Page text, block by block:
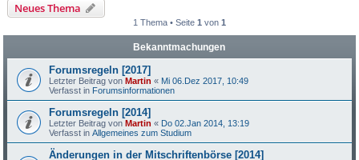
Neues Thema
1 Thema • Seite 1 von 1
Bekanntmachungen
Forumsregeln [2017]
Letzter Beitrag vonMartin « Mi 06.Dez 2017, 10:49
Verfasst in Forumsinformationen
Forumsregeln [2014]
Letzter Beitrag vonMartin « Do 02.Jan 2014, 13:19
Verfasst inAllgemeines zum Studium
Änderungen in der Mitschriftenbörse [2014]